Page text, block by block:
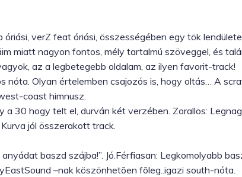
óriási, verZ feat óriási, összességében egy tök
miatt nagyon fontos, mély tartalmú szöveggel, és
az a legbetegebb oldalam, az ilyen favorit-track!
nóta. Olyan értelemben csajozós is, hogy oltás… A
coast himnusz.
a 30 hogy telt el, durván két verzében. Zorallos:
jól összerakott track.
baszd szájba!”. Jó.Férfiasan: Legkomolyabb
–nak köszönhetõen fõleg..igazi south-nóta.